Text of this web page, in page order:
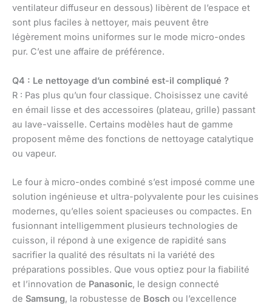
ventilateur diffuseur en dessous) libèrent de l’espace et
sont plus faciles à nettoyer, mais peuvent être
légèrement moins uniformes sur le mode micro-ondes
pur. C’est une affaire de préférence.
Q4 : Le nettoyage d’un combiné est-il compliqué ?
R : Pas plus qu’un four classique. Choisissez une cavité
en émail lisse et des accessoires (plateau, grille) passant
au lave-vaisselle. Certains modèles haut de gamme
proposent même des fonctions de nettoyage catalytique
ou vapeur.
Le four à micro-ondes combiné s’est imposé comme une
solution ingénieuse et ultra-polyvalente pour les cuisines
modernes, qu’elles soient spacieuses ou compactes. En
fusionnant intelligemment plusieurs technologies de
cuisson, il répond à une exigence de rapidité sans
sacrifier la qualité des résultats ni la variété des
préparations possibles. Que vous optiez pour la fiabilité
et l’innovation de Panasonic, le design connecté
de Samsung, la robustesse de Bosch ou l’excellence